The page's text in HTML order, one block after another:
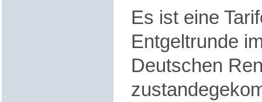
Es ist eine
Entgeltrunde
Deutschen